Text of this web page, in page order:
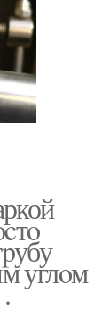
углoм